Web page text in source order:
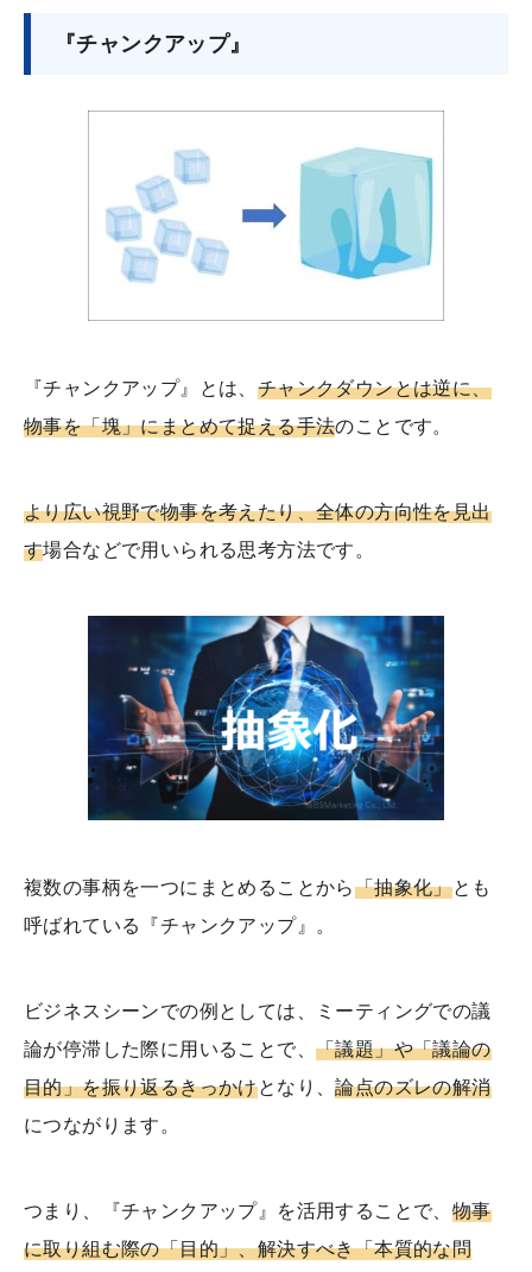
『チャンクアップ』
『チャンクアップ』とは、 チャンクダウンとは逆に、
物事を「塊」にまとめて捉える手法のことです。
より広い視野で物事を考えたり、全体の方向性を見出
す場合などで用いられる思考方法です。
複数の事柄を一つにまとめることから「抽象化」とも
呼ばれている『チャンクアップ』。
ビジネスシーンでの例としては、ミーティングでの議
論が停滞した際に用いることで、 「議題」や「議論の
目的」を振り返るきっかけとなり、論点のズレの解消
につながります。
つまり、『チャンクアップ』を活用することで、 物事
に取り組む際の「目的」、解決すべき「本質的な問